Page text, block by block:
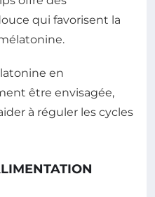
qui favorisent la
en
être envisagée,
à réguler les cycles